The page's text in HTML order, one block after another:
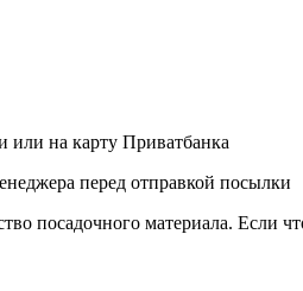
или на карту Приватбанка
перед отправкой посылки
посадочного материала.